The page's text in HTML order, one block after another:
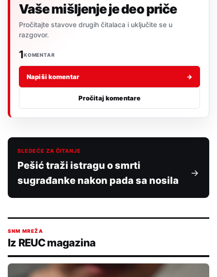
Vaše mišljenje je deo priče
Pročitajte stavove drugih čitalaca i uključite se u
razgovor.
1KOMENTAR
Napiši komentar →
Pročitaj komentare
SLEDEĆE ZA ČITANJE
Pešić traži istragu o smrti
sugrađanke nakon pada sa nosila
SNM MREŽA
Iz REUC magazina